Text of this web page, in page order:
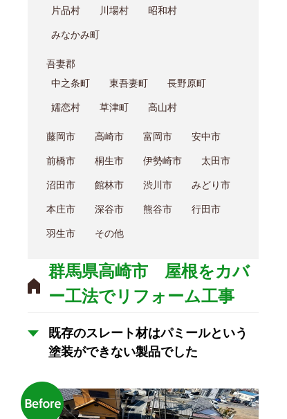
片品村 川場村 昭和村
みなかみ町
吾妻郡
中之条町
東吾妻町 長野原町
嬬恋村 草津町 高山村
藤岡市 高崎市 富岡市 安中市
前橋市 桐生市 伊勢崎市 太田市
沼田市 館林市 渋川市 みどり市
本庄市 深谷市 熊谷市 行田市
羽生市 その他
群馬県高崎市 屋根をカバ
ー工法でリフォーム工事
既存のスレート材はパミールという
塗装ができない製品でした